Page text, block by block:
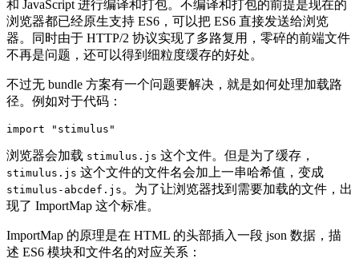
和 JavaScript 进行编译和打包。不编译和打包的前提是现在的
浏览器都已经原生支持 ES6，可以把 ES6 直接发送给浏览
器。同时由于 HTTP/2 协议实现了多路复用，零碎的前端文件
不再是问题，还可以得到细粒度缓存的好处。
不过无 bundle 方案有一个问题要解决，就是如何处理加载路
径。例如对于代码：
import " stimulus "
浏览器会加载 stimulus.js 这个文件。但是为了缓存，
stimulus.js 这个文件的文件名会加上一串哈希值，变成
stimulus-abcdef.js 。为了让浏览器找到需要加载的文件，出
现了 ImportMap 这个标准。
ImportMap 的原理是在 HTML 的头部插入一段 json 数据，描
述 ES6 模块和文件名的对应关系：